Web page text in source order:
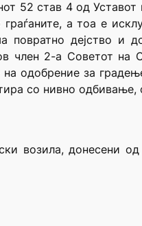
52 став 4 од Уставот
а тоа е
дејство и
член 2-а Советот
одобрение за
со нивно одбивање,
возила, донесени